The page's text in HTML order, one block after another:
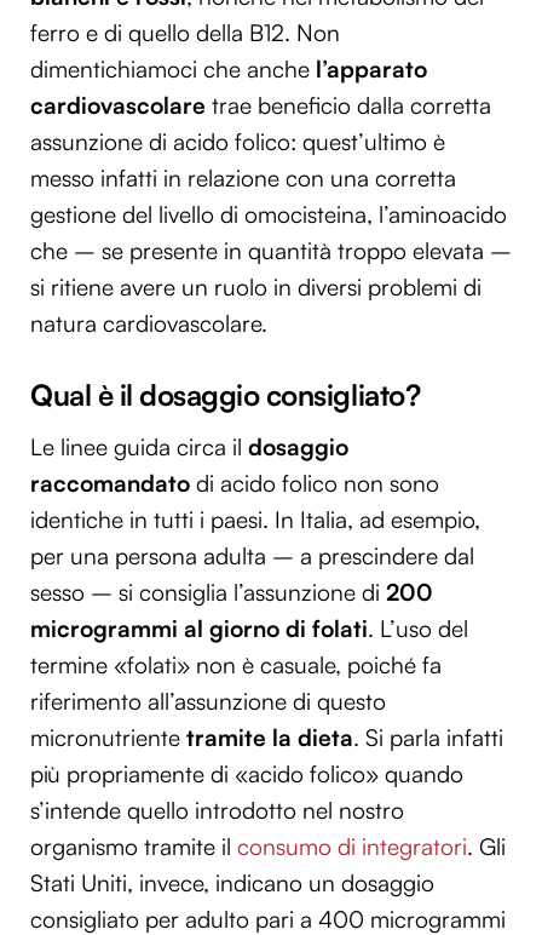
ferro e di quello della B12. Non
dimentichiamoci che anche l’apparato
cardiovascolare trae beneficio dalla corretta
assunzione di acido folico: quest’ultimo è
messo infatti in relazione con una corretta
gestione del livello di omocisteina, l’aminoacido
che – se presente in quantità troppo elevata –
si ritiene avere un ruolo in diversi problemi di
natura cardiovascolare.
Qual è il dosaggio consigliato?
Le linee guida circa il dosaggio
raccomandato di acido folico non sono
identiche in tutti i paesi. In Italia, ad esempio,
per una persona adulta – a prescindere dal
sesso – si consiglia l’assunzione di 200
microgrammi al giorno di folati. L’uso del
termine «folati» non è casuale, poiché fa
riferimento all’assunzione di questo
micronutriente tramite la dieta. Si parla infatti
più propriamente di «acido folico» quando
s’intende quello introdotto nel nostro
organismo tramite il consumo di integratori. Gli
Stati Uniti, invece, indicano un dosaggio
consigliato per adulto pari a 400 microgrammi